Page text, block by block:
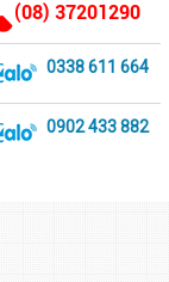
(08) 37201290
0338 611 664
0902 433 882